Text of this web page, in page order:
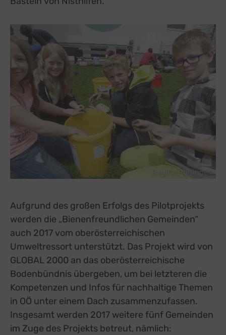
Regina Roitinger
Aufgrund des großen Erfolgs des Pilotprojekts
werden die „Bienenfreundlichen Gemeinden“
auch 2017 vom oberösterreichischen
Umweltressort unterstützt. Das Projekt wird von
GLOBAL 2000 an das oberösterreichische
Bodenbündnis übergeben, um bei letzteren die
Kompetenzen und Infos für nachhaltige Themen
in OÖ unter einem Dach zusammenzufassen.
Insgesamt werden 2017 weitere fünf Gemeinden
im Zuge des Projekts betreut, nämlich: